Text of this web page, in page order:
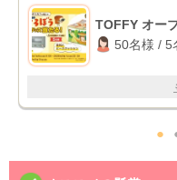
TOFFY オー
50名様 / 5
●